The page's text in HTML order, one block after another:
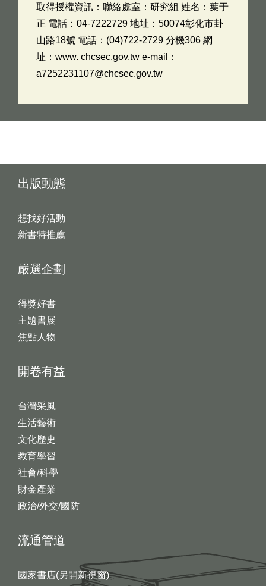
取得授權資訊：聯絡處室：研究組 姓名：葉于
正 電話：04-7222729 地址：50074彰化市卦
山路18號 電話：(04)722-2729 分機306 網
址：www. chcsec.gov.tw e-mail：
a7252231107@chcsec.gov.tw
出版動態
想找好活動
新書特推薦
開卷有益
台灣采風
生活藝術
文化歷史
教育學習
社會/科學
財金產業
政治/外交/國防
嚴選企劃
得獎好書
主題書展
焦點人物
流通管道
國家書店(另開新視窗)